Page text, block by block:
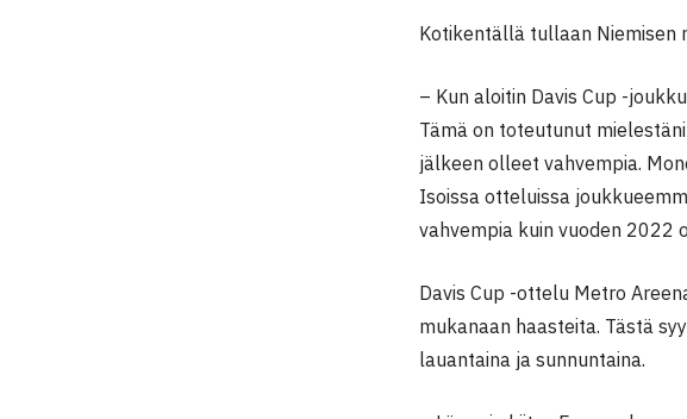
Kotikentällä tullaan Niemisen
– Kun aloitin Davis Cup -
Tämä on toteutunut
jälkeen olleet vahvempia.
Isoissa otteluissa
vahvempia kuin vuoden 2022
Davis Cup -ottelu Metro
mukanaan haasteita. Tästä
lauantaina ja sunnuntaina.